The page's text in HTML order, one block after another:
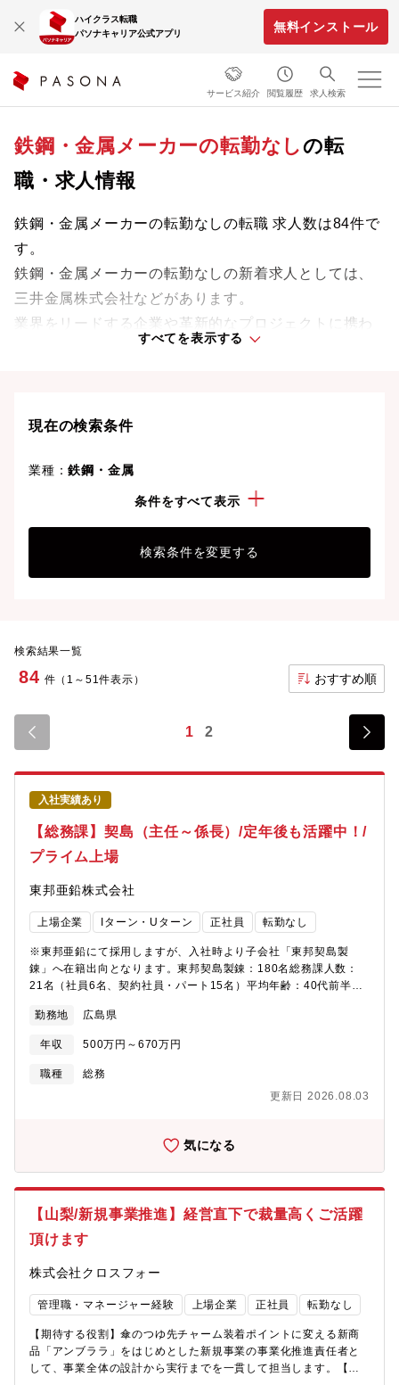
ハイクラス転職
パソナキャリア公式アプリ
無料インストール
サービス紹介 閲覧履歴 求人検索
鉄鋼・金属メーカーの転勤なしの転
職・求人情報
鉄鋼・金属メーカーの転勤なしの転職 求人数は84件で
す。
鉄鋼・金属メーカーの転勤なしの新着求人としては、
三井金属株式会社などがあります。
業界をリードする企業や革新的なプロジェクトに携わ
り、次のキャリアステージへと踏み出しましょう。
すべてを表示する
現在の検索条件
業種：鉄鋼・金属
転勤なし条件をすべて表示
検索条件を変更する
検索結果一覧
84 件（1～51件表示） おすすめ順
1 2
入社実績あり
【総務課】契島（主任～係長）/定年後も活躍中！/
プライム上場
東邦亜鉛株式会社
上場企業 Iターン・Uターン 正社員 転勤なし
※東邦亜鉛にて採用しますが、入社時より子会社「東邦契島製
錬」へ在籍出向となります。東邦契島製錬：180名総務課人数：
21名（社員6名、契約社員・パート15名）平均年齢：40代前半
再雇用の見込みのため、後任となる人材を採用したい）【仕事内
容】総務業務全般当社の総務課にて、社内外の調整業務ならびに
メンバーマネジメントをご担当いただきます。■担当役割：①総
務・人事業務全般 ②安全衛生管理 ③労働安全に関する業務
外部機関及び地域対応(行政、関連団体) ⑥その他、総務業務全般
衛生や福利厚生に関する対応、採用業務、外部機関・地域からの
問い合わせ対応など、発生ベースの業務を中心に対応 ③随時、
現場や関係部署、本社との連携・調整業務 ④終業前、対応事項
の整理、翌日の業務確認■使用するシステム：①社内ファイル共有
システム(Box) ②資材発注システム ③給与・人事関連システム
(Zeem※一部業務) ④官公庁手続き関連システム(e-Gov※必要
時) ⑤基幹系システム(オフコン※一部業務)等■引継ぎ、OJTの有
よるOJT及び引継ぎを通じて業務を習得していただく。＜ 島全体
が製錬所となっており、軍艦島のような環境です。製錬された鉛
されます。日本の産業と生活を支える“誇りある仕事”に携われま
す。＜資格取得支援／福利厚生充実＞フォークリフトやクレーン
など、仕事内容に関連する資格の取得を推奨しており、かかる費
勤務地 広島県
年収 500万円～670万円
職種
総務
更新日 2026.08.03
気になる
【山梨/新規事業推進】経営直下で裁量高くご活躍
頂けます
株式会社クロスフォー
管理職・マネージャー経験 上場企業 正社員 転勤なし
【期待する役割】傘のつゆ先チャーム装着ポイントに変える新商
品「アンブララ」をはじめとした新規事業の事業化推進責任者と
して、事業全体の設計から実行までを一貫して担当します。【具